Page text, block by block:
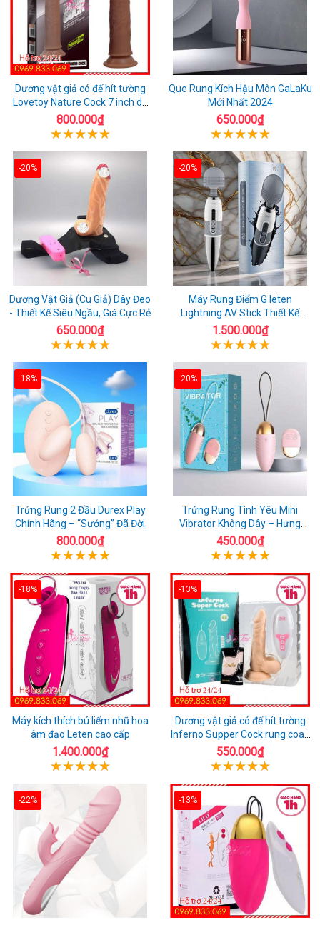
Dương vật giả có đế hít tường
Lovetoy Nature Cock 7 inch da
đen
800.000₫
Que Rung Kích Hậu Môn GaLaKu
Mới Nhất 2024
650.000₫
-20%
Dương Vật Giả (Cu Giả) Dây Đeo
- Thiết Kế Siêu Ngầu, Giá Cực Rẻ
650.000₫
-20%
Máy Rung Điểm G leten
Lightning AV Stick Thiết Kế
Thông Minh
1.500.000₫
-18%
Trứng Rung 2 Đầu Durex Play
Chính Hãng – “Sướng” Đã Đời
800.000₫
-20%
Trứng Rung Tình Yêu Mini
Vibrator Không Dây – Hưng
Phấn Mọi Nơi
450.000₫
-18%
Máy kích thích bú liếm nhũ hoa
âm đạo Leten cao cấp
1.400.000₫
-13%
Dương vật giả có đế hít tường
Inferno Supper Cock rung coay
7 chế độ
550.000₫
-22% -13%